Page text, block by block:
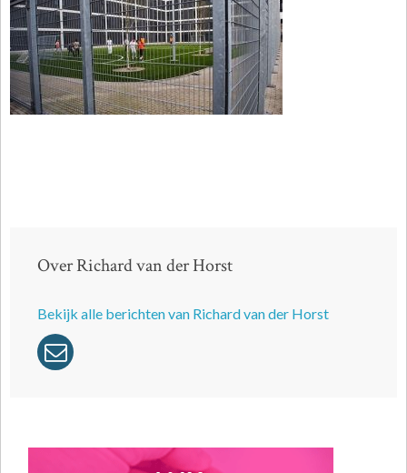
Over Richard van der Horst
Bekijk alle berichten van Richard van der Horst